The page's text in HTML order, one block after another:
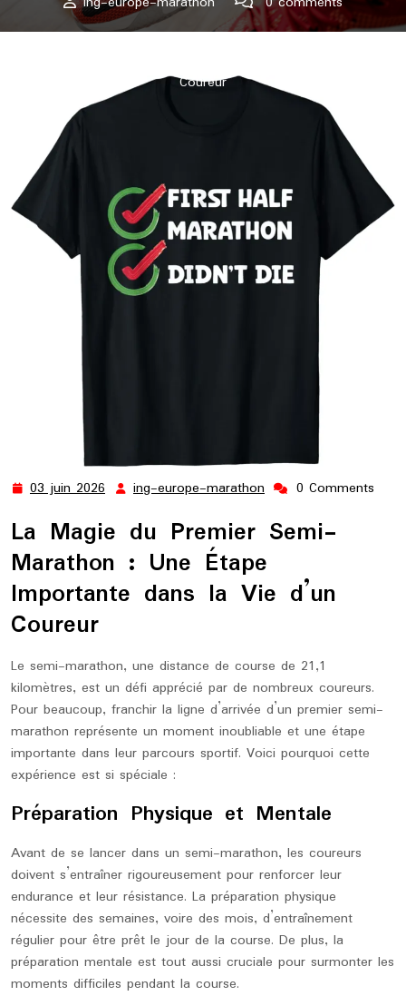
ing-europe-marathon.lu>>Uncategorized>> Le Défi du
Coureur
03 juin 2026 03
2026
ing-europe-marathon ing-
marathon
0 Comments
La Magie du Premier Semi-
Marathon : Une Étape
Importante dans la Vie d’un
Coureur
Le semi-marathon, une distance de course de 21,1
kilomètres, est un défi apprécié par de nombreux coureurs.
Pour beaucoup, franchir la ligne d’arrivée d’un premier semi-
marathon représente un moment inoubliable et une étape
importante dans leur parcours sportif. Voici pourquoi cette
expérience est si spéciale :
Préparation Physique et Mentale
Avant de se lancer dans un semi-marathon, les coureurs
doivent s’entraîner rigoureusement pour renforcer leur
endurance et leur résistance. La préparation physique
nécessite des semaines, voire des mois, d’entraînement
régulier pour être prêt le jour de la course. De plus, la
préparation mentale est tout aussi cruciale pour surmonter les
moments difficiles pendant la course.